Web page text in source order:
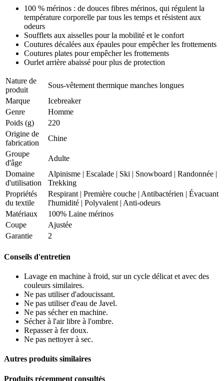
100 % mérinos : de douces fibres mérinos, qui régulent la
température corporelle par tous les temps et résistent aux
odeurs
Soufflets aux aisselles pour la mobilité et le confort
Coutures décalées aux épaules pour empêcher les frottements
Coutures plates pour empêcher les frottements
Ourlet arrière abaissé pour plus de protection
Nature de
produit
Sous-vêtement thermique manches longues
Marque
Icebreaker
Genre
Homme
Poids (g)
220
Origine de
fabrication
Chine
Groupe
d'âge
Adulte
Domaine
d'utilisation
Alpinisme | Escalade | Ski | Snowboard | Randonnée |
Trekking
Propriétés
du textile
Respirant | Première couche | Antibactérien | Évacuant
l'humidité | Polyvalent | Anti-odeurs
Matériaux
100% Laine mérinos
Coupe
Ajustée
Garantie
2
Conseils d'entretien
Lavage en machine à froid, sur un cycle délicat et avec des
couleurs similaires.
Ne pas utiliser d'adoucissant.
Ne pas utiliser d'eau de Javel.
Ne pas sécher en machine.
Sécher à l'air libre à l'ombre.
Repasser à fer doux.
Ne pas nettoyer à sec.
Autres produits similaires
Produits récemment consultés